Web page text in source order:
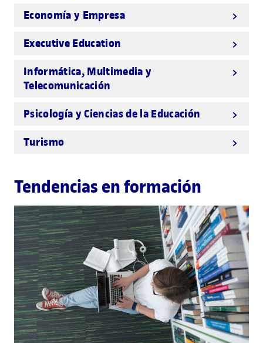
Economía y Empresa
Executive Education
Informática, Multimedia y
Telecomunicación
Psicología y Ciencias de la Educación
Turismo
Tendencias en formación